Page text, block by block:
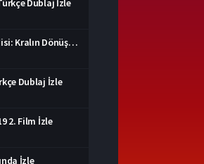
Dublaj İzle
Yüzüklerin Efendisi: Kralın Dönüşü İzle
Dublaj İzle
2. Film İzle
İzle